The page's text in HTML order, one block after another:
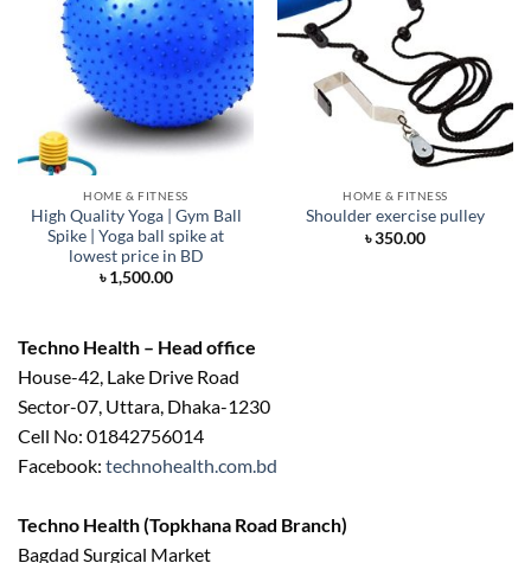
HOME & FITNESS
High Quality Yoga | Gym Ball
Spike | Yoga ball spike at
lowest price in BD
৳1,500.00
HOME & FITNESS
Shoulder exercise pulley
৳350.00
Techno Health – Head office
House-42, Lake Drive Road
Sector-07, Uttara, Dhaka-1230
Cell No: 01842756014
Facebook: technohealth.com.bd
Techno Health (Topkhana Road Branch)
Bagdad Surgical Market